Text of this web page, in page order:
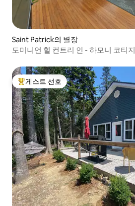
Saint Patrick의 별장
도미니언 힐 컨트리 인 - 하모니 코티지
상위 게스트 선호
게스트 선호